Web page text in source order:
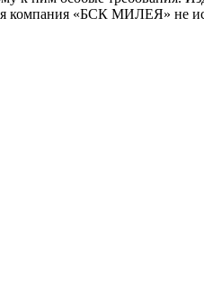
компания «БСК МИЛЕЯ» не